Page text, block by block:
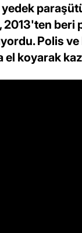
2013'ten beri
Polis
el koyarak